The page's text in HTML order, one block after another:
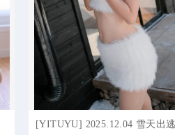
[YITUYU] 2025.12.04 雪天出